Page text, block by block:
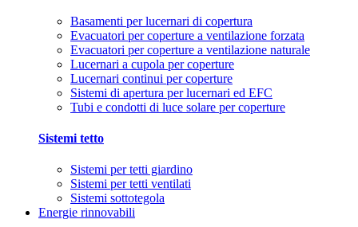
Basamenti per lucernari di copertura
Evacuatori per coperture a ventilazione forzata
Evacuatori per coperture a ventilazione naturale
Lucernari a cupola per coperture
Lucernari continui per coperture
Sistemi di apertura per lucernari ed EFC
Tubi e condotti di luce solare per coperture
Sistemi tetto
Sistemi per tetti giardino
Sistemi per tetti ventilati
Sistemi sottotegola
Energie rinnovabili